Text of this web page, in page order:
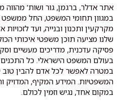
אתר אדלר, ברגמן, גור ושות' מהווה
במגוון תחומי המשפט, החל ממשפט
מקרקעין ותכנון ובנייה, ועד
שלנו מציעה תוכן משפטי איכותי
פסיקה עדכנית, מדריכים מעשיים
בעולם המשפט הישראלי. כל התכנים
במטרה לאפשר לכל אדם להבין טוב
המשפטיות. המידע המקיף, המדויק
במקום אחד, נגיש וזמין לכולם.